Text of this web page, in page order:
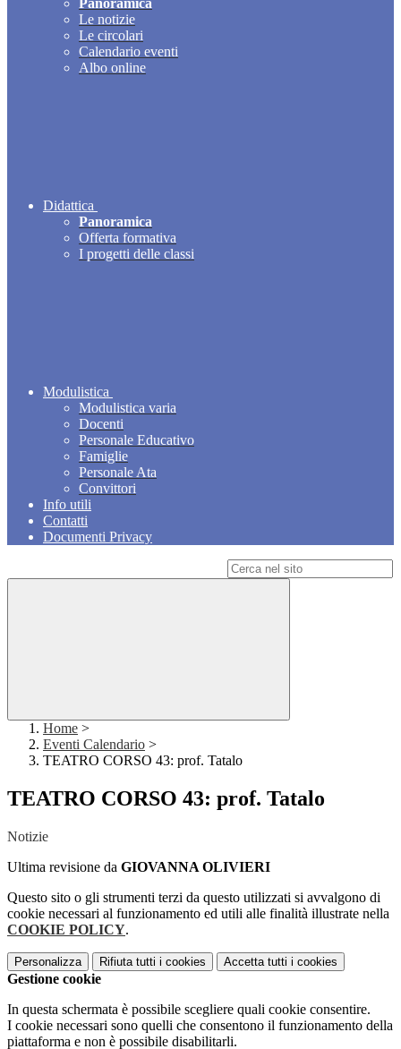
Panoramica
Le notizie
Le circolari
Calendario eventi
Albo online
Didattica
Panoramica
Offerta formativa
I progetti delle classi
Modulistica
Modulistica varia
Docenti
Personale Educativo
Famiglie
Personale Ata
Convittori
Info utili
Contatti
Documenti Privacy
Home >
Eventi Calendario >
TEATRO CORSO 43: prof. Tatalo
TEATRO CORSO 43: prof. Tatalo
Notizie
Ultima revisione da GIOVANNA OLIVIERI
Questo sito o gli strumenti terzi da questo utilizzati si avvalgono di
cookie necessari al funzionamento ed utili alle finalità illustrate nella
COOKIE POLICY.
Personalizza Rifiuta tutti i cookies Accetta tutti i cookies
Gestione cookie
In questa schermata è possibile scegliere quali cookie consentire.
I cookie necessari sono quelli che consentono il funzionamento della
piattaforma e non è possibile disabilitarli.